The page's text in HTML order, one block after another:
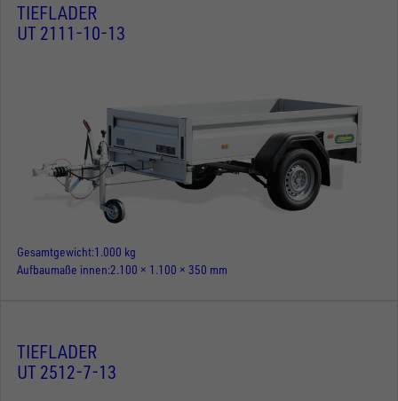
TIEFLADER
UT 2111-10-13
Gesamtgewicht 1.000 kg
Aufbaumaße innen 2.100 × 1.100 × 350 mm
TIEFLADER
UT 2512-7-13